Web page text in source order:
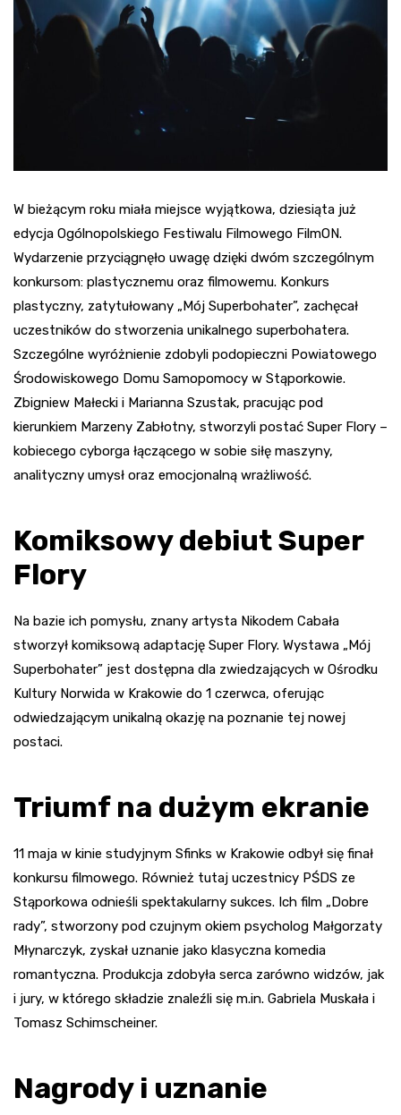
W bieżącym roku miała miejsce wyjątkowa, dziesiąta już
edycja Ogólnopolskiego Festiwalu Filmowego FilmON.
Wydarzenie przyciągnęło uwagę dzięki dwóm szczególnym
konkursom: plastycznemu oraz filmowemu. Konkurs
plastyczny, zatytułowany „Mój Superbohater”, zachęcał
uczestników do stworzenia unikalnego superbohatera.
Szczególne wyróżnienie zdobyli podopieczni Powiatowego
Środowiskowego Domu Samopomocy w Stąporkowie.
Zbigniew Małecki i Marianna Szustak, pracując pod
kierunkiem Marzeny Zabłotny, stworzyli postać Super Flory –
kobiecego cyborga łączącego w sobie siłę maszyny,
analityczny umysł oraz emocjonalną wrażliwość.
Komiksowy debiut Super
Flory
Na bazie ich pomysłu, znany artysta Nikodem Cabała
stworzył komiksową adaptację Super Flory. Wystawa „Mój
Superbohater” jest dostępna dla zwiedzających w Ośrodku
Kultury Norwida w Krakowie do 1 czerwca, oferując
odwiedzającym unikalną okazję na poznanie tej nowej
postaci.
Triumf na dużym ekranie
11 maja w kinie studyjnym Sfinks w Krakowie odbył się finał
konkursu filmowego. Również tutaj uczestnicy PŚDS ze
Stąporkowa odnieśli spektakularny sukces. Ich film „Dobre
rady”, stworzony pod czujnym okiem psycholog Małgorzaty
Młynarczyk, zyskał uznanie jako klasyczna komedia
romantyczna. Produkcja zdobyła serca zarówno widzów, jak
i jury, w którego składzie znaleźli się m.in. Gabriela Muskała i
Tomasz Schimscheiner.
Nagrody i uznanie